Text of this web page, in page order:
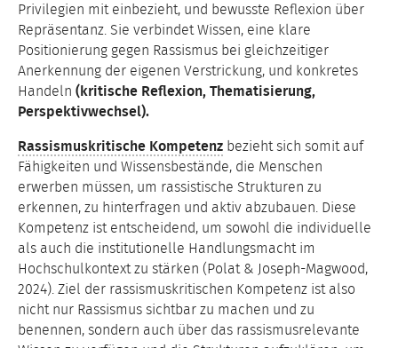
Privilegien mit einbezieht, und bewusste Reflexion über
Repräsentanz. Sie verbindet Wissen, eine klare
Positionierung gegen Rassismus bei gleichzeitiger
Anerkennung der eigenen Verstrickung, und konkretes
Handeln (kritische Reflexion, Thematisierung,
Perspektivwechsel).
Rassismuskritische Kompetenz bezieht sich somit auf
Fähigkeiten und Wissensbestände, die Menschen
erwerben müssen, um rassistische Strukturen zu
erkennen, zu hinterfragen und aktiv abzubauen. Diese
Kompetenz ist entscheidend, um sowohl die individuelle
als auch die institutionelle Handlungsmacht im
Hochschulkontext zu stärken (Polat & Joseph-Magwood,
2024). Ziel der rassismuskritischen Kompetenz ist also
nicht nur Rassismus sichtbar zu machen und zu
benennen, sondern auch über das rassismusrelevante